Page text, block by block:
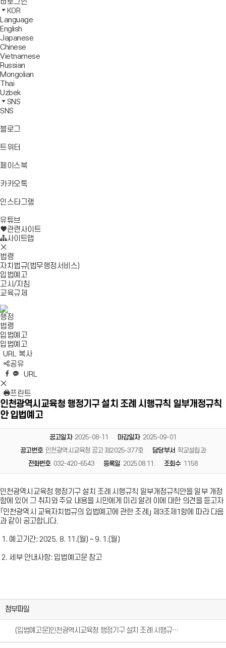
기
영
역
닫
기
이
트
맵
이
동
바
일
메
뉴
열
기
체
메
뉴
로그인
KOR
Language
English
Japanese
Chinese
Vietnamese
Russian
Mongolian
Thai
Uzbek
SNS
SNS
블로그
트위터
가
페이스북바
가
카카오톡바
가
인스타그램
기
유튜브
로
가
관련사이트
사이트맵
모
바
일
메
뉴
닫
법령
자치법규(법무행정서비스)
입법예고
고시/지침
교육규제
행정
법령
입법예고
입법예고
URL 복사
공유
N
영
역
펼
치
기
네
이
버
밴
드
공
유
엑
스
공
유
페
스
북
공
유
카
오
톡
공
유
URL
S
N
S
영
역
닫
프린트
인천광역시교육청 행정기구 설치 조례 시행규칙 일부개정규칙
안 입법예고
공고일자 2025-08-11 마감일자 2025-09-01
공고번호 인천광역시교육청 공고 제2025-377호 담당부서 학교설립과
전화번호 032-420-6543 등록일 2025.08.11. 조회수 1158
인천광역시교육청 행정기구 설치 조례 시행규칙 일부개정규칙안을 일부 개정
함에 있어 그 취지와 주요 내용을 시민에게 미리 알려 이에 대한 의견을 듣고자
｢인천광역시 교육자치법규의 입법예고에 관한 조례｣ 제3조제1항에 따라 다음
과 같이 공고합니다.
1. 예고기간: 2025. 8. 11.(월) ~ 9. 1.(월)
2. 세부 안내사항: 입법예고문 참고
첨부파일
(입법예고문)인천광역시교육청 행정기구 설치 조례 시행규칙 일부개정규칙안.hwp
법
법